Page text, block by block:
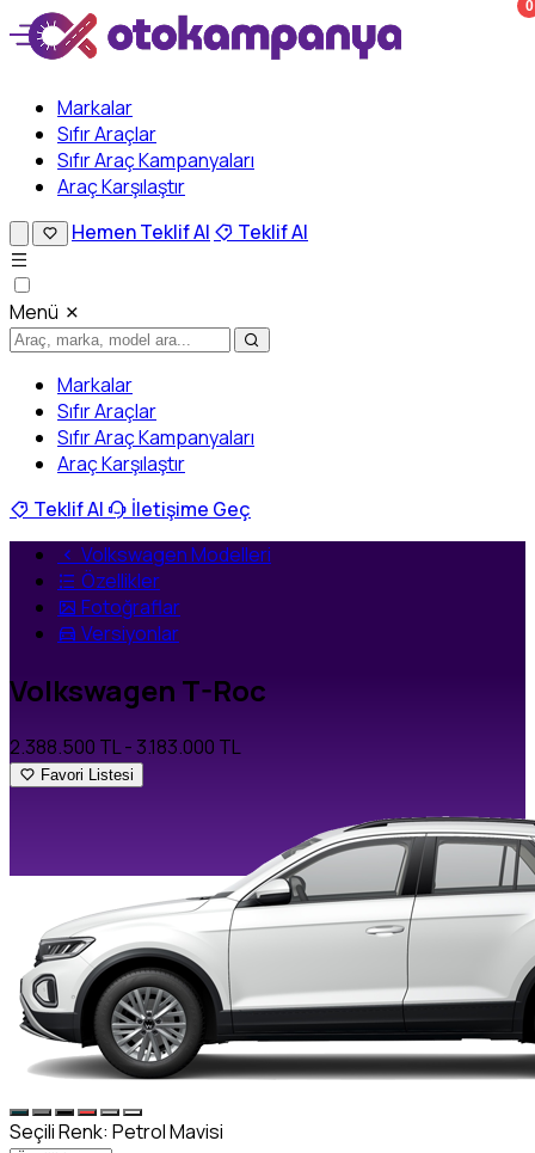
Markalar
Sıfır Araçlar
Sıfır Araç Kampanyaları
Araç Karşılaştır
0
Hemen Teklif Al Teklif Al
Menü
Markalar
Sıfır Araçlar
Sıfır Araç Kampanyaları
Araç Karşılaştır
Teklif Al
İletişime Geç
Volkswagen Modelleri
Özellikler
Fotoğraflar
Versiyonlar
Volkswagen T-Roc
2.388.500 TL- 3.183.000 TL
Favori Listesi
Seçili Renk: Petrol Mavisi